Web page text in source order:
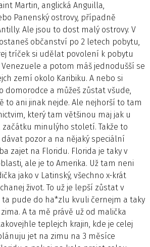
Martin, anglická Anguilla,
Panenský ostrovy, případně
Ale jsou to dost malý ostrovy. V
občanství po 2 letech pobytu,
tríček si udělat povolení k pobytu
Venezuele a potom máš jednodušší se
zemí okolo Karibiku. A nebo si
domorodce a můžeš zůstat všude,
to ani jinak nejde. Ale nejhorší to tam
který tam většinou maj jak u
začátku minulýho století. Takže to
dávat pozor a na nějaký speciální
zajet na Floridu. Florida je taky v
ale je to Amerika. Už tam neni
jako v Latinský, všechno x-krát
život. To už je lepší zůstat v
ta pude do ha*zlu kvuli černejm a taky
A ta mě právě už od malička
teplejch krajin, kde je celej
jet na zimu na 3 měsíce